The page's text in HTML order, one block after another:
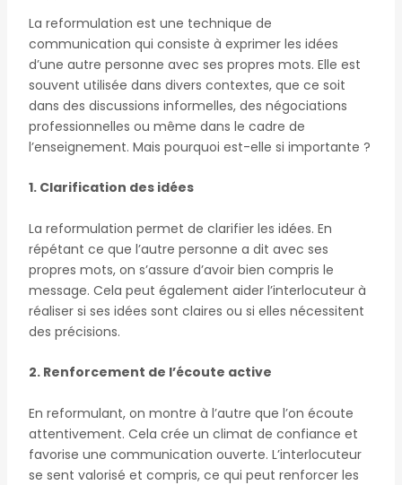
La reformulation est une technique de
communication qui consiste à exprimer les idées
d’une autre personne avec ses propres mots. Elle est
souvent utilisée dans divers contextes, que ce soit
dans des discussions informelles, des négociations
professionnelles ou même dans le cadre de
l’enseignement. Mais pourquoi est-elle si importante ?
1. Clarification des idées
La reformulation permet de clarifier les idées. En
répétant ce que l’autre personne a dit avec ses
propres mots, on s’assure d’avoir bien compris le
message. Cela peut également aider l’interlocuteur à
réaliser si ses idées sont claires ou si elles nécessitent
des précisions.
2. Renforcement de l’écoute active
En reformulant, on montre à l’autre que l’on écoute
attentivement. Cela crée un climat de confiance et
favorise une communication ouverte. L’interlocuteur
se sent valorisé et compris, ce qui peut renforcer les